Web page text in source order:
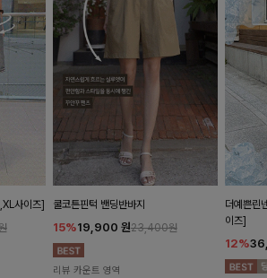
사이즈] 쿨코튼핀턱 밴딩반바지
15%19,900 원23,400원
리뷰 카운트 영역
더예쁜린
이즈]
12%